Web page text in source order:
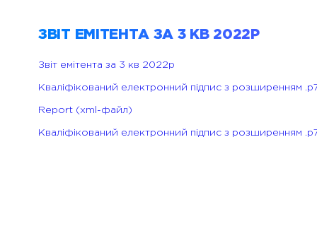
ЗВІТ ЕМІТЕНТА ЗА 3 КВ 2022Р
Звіт емітента за 3 кв 2022р
Кваліфікований електронний підпис з розширенням
Report (xml-файл)
Кваліфікований електронний підпис з розширенням